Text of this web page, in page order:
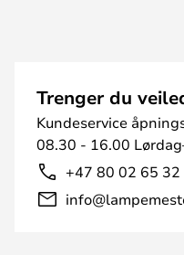
Trenger du
Kundeservice
08.30 - 16.00
+47 80 02 65 32